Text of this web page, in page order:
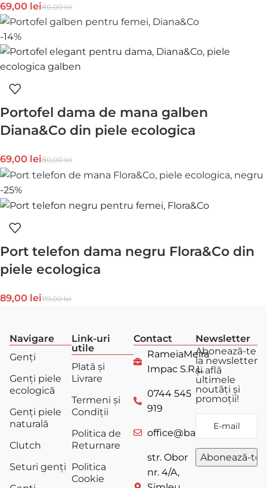
80,00lei
69,00 lei
-14%
Portofel dama de mana galben
Diana&Co din piele ecologica
80,00lei
69,00 lei
-25%
Port telefon dama negru Flora&Co din
piele ecologica
119,00lei
89,00 lei
Navigare
Genți
Genți piele
ecologică
Genți piele
naturală
Clutch
Seturi genți
Link-uri
utile
Plată și
Livrare
Termeni și
Condiții
Politica de
Returnare
Politica
Cookie
Contact
RameiaMeira
Impac S.R.L.
0744 545
919
office@bagstore.ro
str. Obor
nr. 4/A,
Newsletter
Abonează-te
la newsletter
și află
ultimele
noutăți și
promoții!